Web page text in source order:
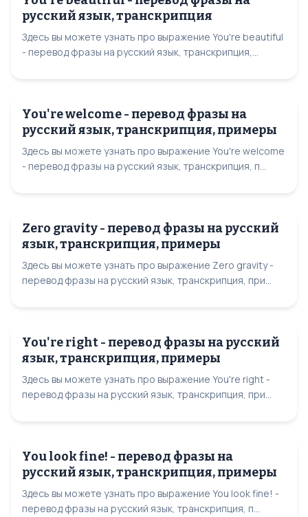
русский язык, транскрипция
Здесь вы можете узнать про выражение You're beautiful
- перевод фразы на русский язык, транскрипция,...
You're welcome - перевод фразы на
русский язык, транскрипция, примеры
Здесь вы можете узнать про выражение You're welcome
- перевод фразы на русский язык, транскрипция, п...
Zero gravity - перевод фразы на русский
язык, транскрипция, примеры
Здесь вы можете узнать про выражение Zero gravity -
перевод фразы на русский язык, транскрипция, при...
You're right - перевод фразы на русский
язык, транскрипция, примеры
Здесь вы можете узнать про выражение You're right -
перевод фразы на русский язык, транскрипция, при...
You look fine! - перевод фразы на
русский язык, транскрипция, примеры
Здесь вы можете узнать про выражение You look fine! -
перевод фразы на русский язык, транскрипция, п...